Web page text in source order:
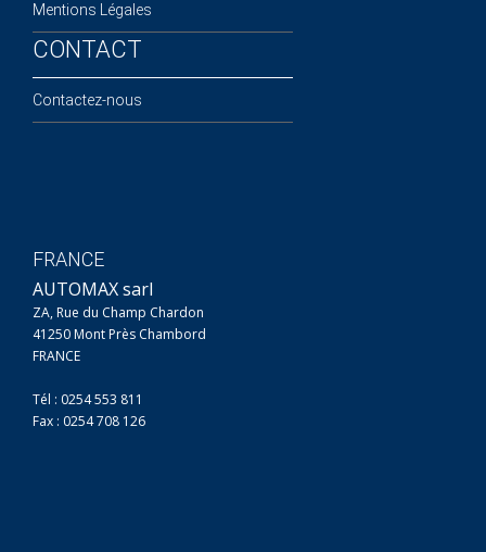
Mentions Légales
CONTACT
Contactez-nous
FRANCE
AUTOMAX sarl
ZA, Rue du Champ Chardon
41250 Mont Près Chambord
FRANCE
Tél : 0254 553 811
Fax : 0254 708 126